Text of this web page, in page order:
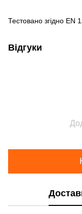
Тестовано згідно EN
Відгуки